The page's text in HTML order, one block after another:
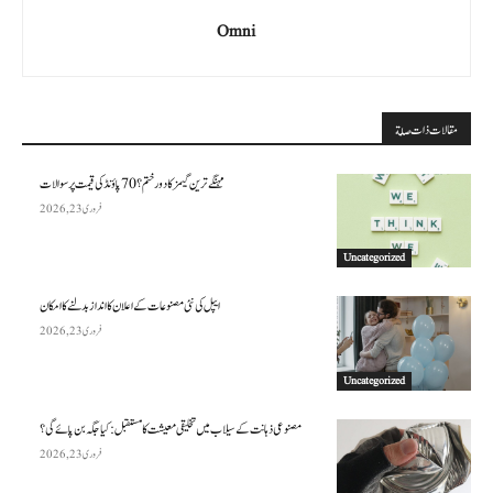
Omni
مقالات ذات صلة
Uncategorized
مہنگے ترین گیمز کا دور ختم؟ 70 پاؤنڈ کی قیمت پر سوالات
فروری 23, 2026
Uncategorized
ایپل کی نئی مصنوعات کے اعلان کا انداز بدلنے کا امکان
فروری 23, 2026
مصنوعی ذہانت کے سیلاب میں تخلیقی معیشت کا مستقبل: کیا جگہ بن پائے گی؟
فروری 23, 2026